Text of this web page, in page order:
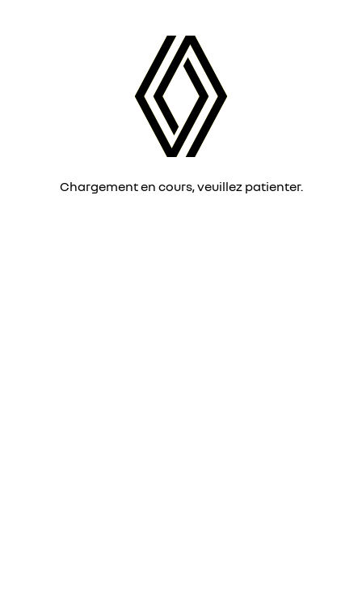
Chargement en cours, veuillez patienter.